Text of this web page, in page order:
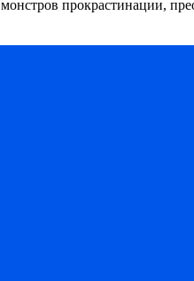
прокрастинации,